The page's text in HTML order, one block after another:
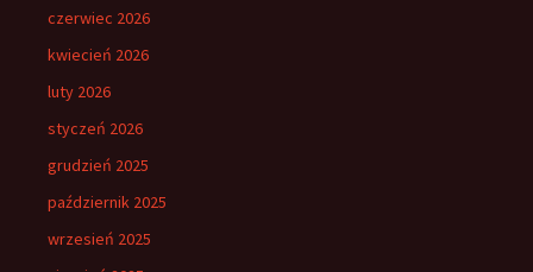
czerwiec 2026
kwiecień 2026
luty 2026
styczeń 2026
grudzień 2025
październik 2025
wrzesień 2025